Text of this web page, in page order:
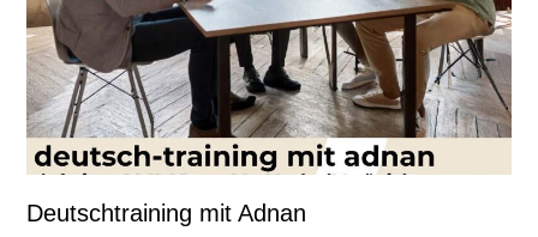
Deutschtraining mit Adnan